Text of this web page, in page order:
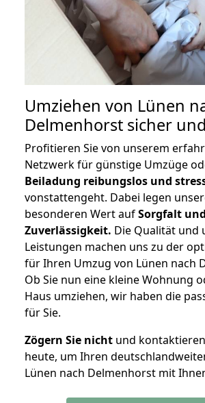
Umziehen von Lünen
Delmenhorst sicher
Profitieren Sie von unserem
Netzwerk für günstige Umzüge
Beiladung reibungslos und
vonstattengeht. Dabei legen
besonderen Wert aufSorgfalt und
Zuverlässigkeit. Die Qualität und
Leistungen machen uns zu der
für Ihren Umzug von Lünen nach
Ob Sie nun eine kleine Wohnung
Haus umziehen, wir haben die
für Sie.
Zögern Sie nicht und
heute, um Ihren
Lünen nach Delmenhorst mit